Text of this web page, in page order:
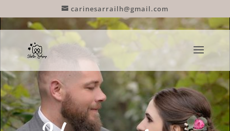
carinesarrailh@gmail.com